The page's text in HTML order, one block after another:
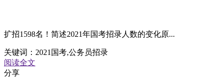
扩招1598名！简述2021年国考招录人数的变化原...
关键词： 2021国考,公务员招录
阅读全文
分享